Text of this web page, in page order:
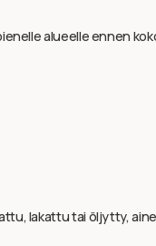
alueelle ennen
lakattu tai öljytty,